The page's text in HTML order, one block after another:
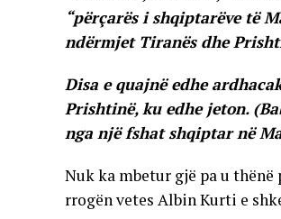
“përçarës i shqiptarëve të
ndërmjet Tiranës dhe
Disa e quajnë edhe
Prishtinë, ku edhe jeton.
nga një fshat shqiptar në
Nuk ka mbetur gjë pa u thënë
rrogën vetes Albin Kurti e